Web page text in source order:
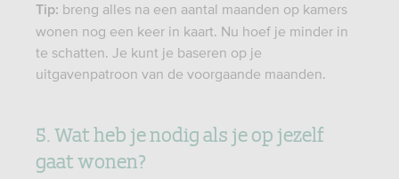
Tip: breng alles na een aantal maanden op kamers
wonen nog een keer in kaart. Nu hoef je minder in
te schatten. Je kunt je baseren op je
uitgavenpatroon van de voorgaande maanden.
5. Wat heb je nodig als je op jezelf
gaat wonen?